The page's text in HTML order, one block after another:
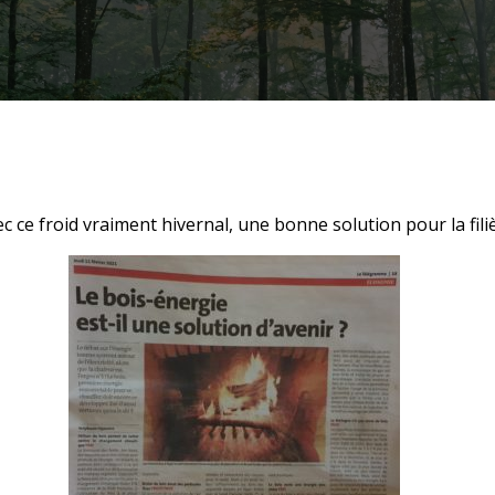
ce froid vraiment hivernal, une bonne solution pour la